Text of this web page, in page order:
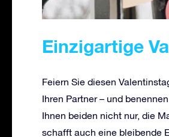
Einzigartige
Feiern Sie diesen
Ihren Partner – und
Ihnen beiden nicht nur, die
schafft auch eine bleibende